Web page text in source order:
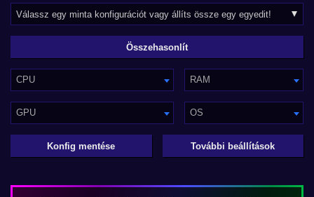
CPU RAM
GPU OS
Konfig mentése További beállítások